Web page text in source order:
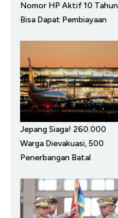
Nomor HP Aktif 10 Tahun
Bisa Dapat Pembiayaan
Jepang Siaga! 260.000
Warga Dievakuasi, 500
Penerbangan Batal